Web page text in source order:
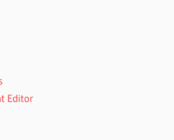
Editor